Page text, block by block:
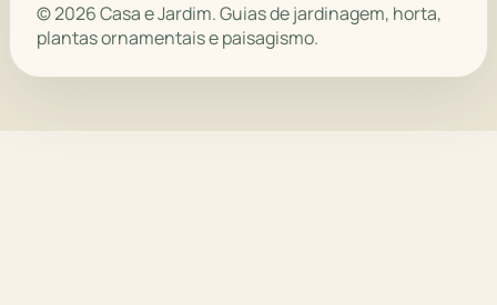
© 2026 Casa e Jardim. Guias de jardinagem, horta,
plantas ornamentais e paisagismo.